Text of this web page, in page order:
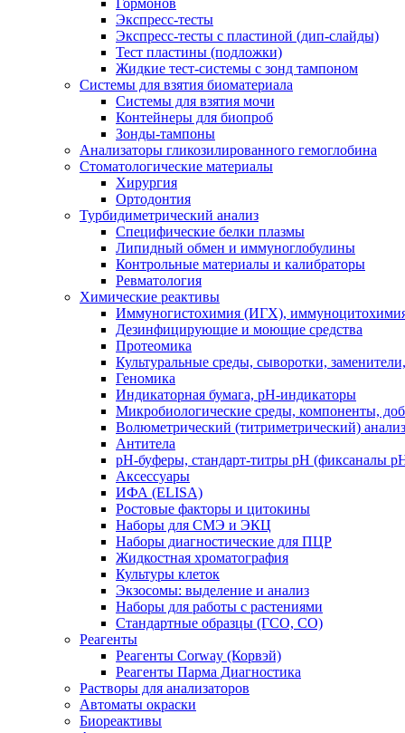
Гормонов
Экспресс-тесты
Экспресс-тесты с пластиной (дип-слайды)
Тест пластины (подложки)
Жидкие тест-системы с зонд тампоном
Системы для взятия биоматериала
Системы для взятия мочи
Контейнеры для биопроб
Зонды-тампоны
Анализаторы гликозилированного гемоглобина
Стоматологические материалы
Хирургия
Ортодонтия
Турбидиметрический анализ
Специфические белки плазмы
Липидный обмен и иммуноглобулины
Контрольные материалы и калибраторы
Ревматология
Химические реактивы
Иммуногистохимия (ИГХ),
Дезинфицирующие и моющие средства
Протеомика
Культуральные среды, сыворотки,
Геномика
Индикаторная бумага, рН-индикаторы
Микробиологические среды, компоненты,
Волюметрический (титриметрический)
Антитела
pH-буферы, стандарт-титры pH (фиксаналы
Аксессуары
ИФА (ELISA)
Ростовые факторы и цитокины
Наборы для СМЭ и ЭКЦ
Наборы диагностические для ПЦР
Жидкостная хроматография
Культуры клеток
Экзосомы: выделение и анализ
Наборы для работы с растениями
Стандартные образцы (ГСО, CO)
Реагенты
Реагенты Corway (Корвэй)
Реагенты Парма Диагностика
Растворы для анализаторов
Автоматы окраски
Биореактивы